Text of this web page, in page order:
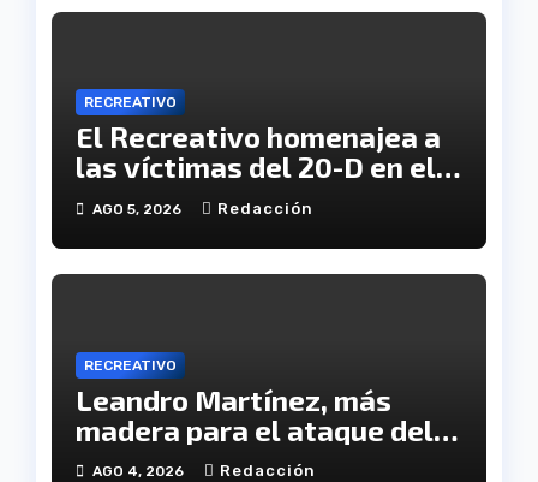
RECREATIVO
El Recreativo homenajea a
las víctimas del 20-D en el
XX aniversario de la
tragedia
AGO 5, 2026 Redacción
RECREATIVO
Leandro Martínez, más
madera para el ataque del
Decano
AGO 4, 2026 Redacción